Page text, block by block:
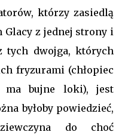
którzy zasiedlą
Glacy z jednej strony i
tych dwojga, których
fryzurami (chłopiec
ma bujne loki), jest
byłoby powiedzieć,
do choć